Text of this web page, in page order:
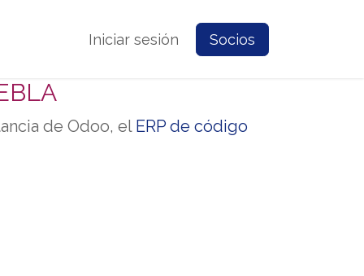
Contacto Prensa
Iniciar sesión Socios
de Odoo, el ERP de código